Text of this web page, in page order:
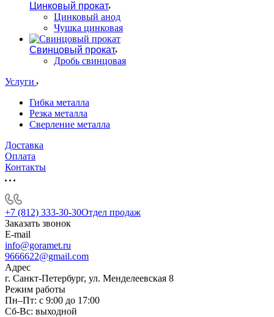
Цинковый прокат
Цинковый анод
Чушка цинковая
Свинцовый прокат
Дробь свинцовая
Услуги
Гибка металла
Резка металла
Сверление металла
Доставка
Оплата
Контакты
+7 (812) 333-30-30Отдел продаж
Заказать звонок
E-mail
info@goramet.ru
9666622@gmail.com
Адрес
г. Санкт-Петербург, ул. Менделеевская 8
Режим работы
Пн–Пт: с 9:00 до 17:00
Сб-Вс: выходной